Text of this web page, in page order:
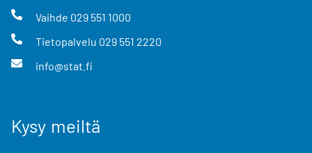
Vaihde 029 551 1000
Tietopalvelu 029 551 2220
info@stat.fi
Kysy meiltä